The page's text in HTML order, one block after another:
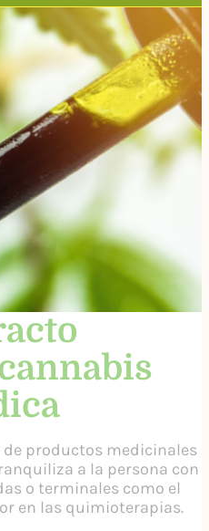
de productos medicinales
a la persona con
o terminales como el
en las quimioterapias.